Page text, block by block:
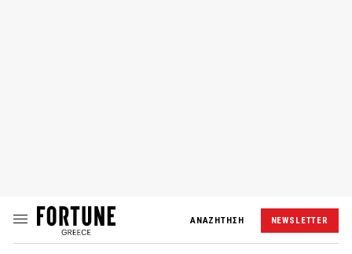
ΑΝΑΖΗΤΗΣΗ NEWSLETTER